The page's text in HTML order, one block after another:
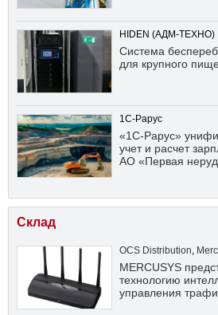
HIDEN (АДМ-ТЕХНО)
Система
для крупного
1С-Рарус
«1С-Рарус»
учет и расчет
АО «Первая
Склад
OCS Distribution,
MERCUSYS
технологию
управления